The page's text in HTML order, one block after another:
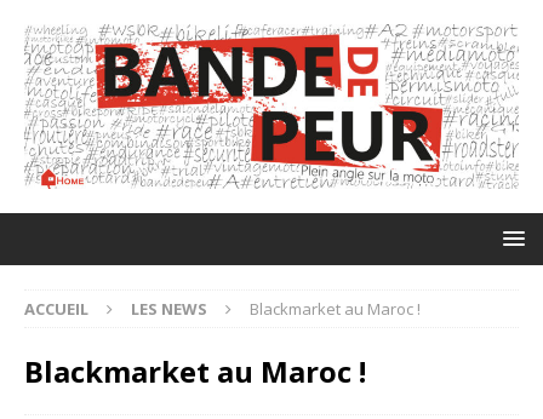
ACCUEIL LES NEWS Blackmarket au Maroc !
Blackmarket au Maroc !